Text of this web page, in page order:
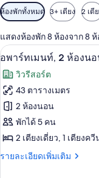
ตัว
กรอง
ที่
มี
ให้
สำหรับ
ห้อง
พัก
ห้องพักทั้งหมด 3+ เตียง 2 เตี
แสดงห้องพัก 8 ห้องจาก 8 ห้
เปิด
ภาพถ่าย
ทั้งหมด
ของ
อ
พาร์
ท
11
อพาร์ทเมนท์, 2 ห้องน
วิวรีสอร์ต
43 ตารางเมตร
2 ห้องนอน
พักได้ 5 คน
2 เตียงเดี่ยว, 1 เตียง
รายละเอียดเพิ่มเติม
ราย